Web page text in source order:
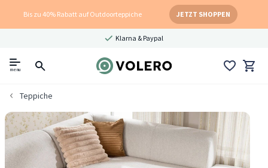
Bis zu 40% Rabatt auf Outdoorteppiche JETZT SHOPPEN
Klarna & Paypal
menu
Teppiche